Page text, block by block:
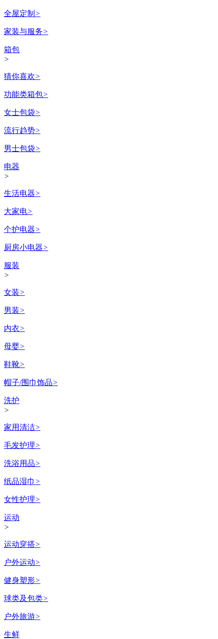
全屋定制 >
家装与服务>
箱包
>
猜你喜欢>
功能类箱包>
女士包袋>
流行趋势>
男士包袋>
电器
>
生活电器>
大家电>
个护电器>
厨房小电器>
服装
>
女装>
男装>
内衣>
母婴>
鞋靴>
帽子/围巾饰品>
洗护
>
家用清洁>
毛发护理>
洗浴用品>
纸品湿巾 >
女性护理>
运动
>
运动穿搭>
户外运动>
健身塑形>
球类及包类>
户外旅游>
生鲜